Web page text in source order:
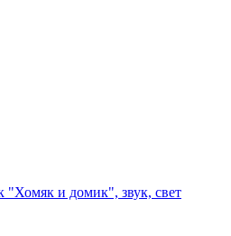
"Хомяк и домик", звук, свет